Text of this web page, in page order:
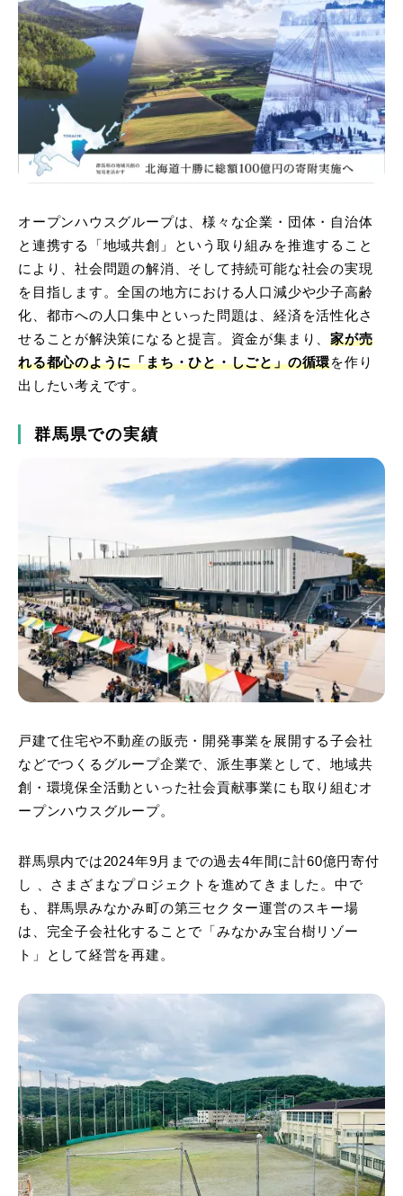
オープンハウスグループは、様々な企業・団体・自治体
と連携する「地域共創」という取り組みを推進すること
により、社会問題の解消、そして持続可能な社会の実現
を目指します。全国の地方における人口減少や少子高齢
化、都市への人口集中といった問題は、経済を活性化さ
せることが解決策になると提言。資金が集まり、家が売
れる都心のように「まち・ひと・しごと」の循環を作り
出したい考えです。
群馬県での実績
戸建て住宅や不動産の販売・開発事業を展開する子会社
などでつくるグループ企業で、派生事業として、地域共
創・環境保全活動といった社会貢献事業にも取り組むオ
ープンハウスグループ。
群馬県内では2024年9月までの過去4年間に計60億円寄付
し 、さまざまなプロジェクトを進めてきました。中で
も、群馬県みなかみ町の第三セクター運営のスキー場
は、完全子会社化することで「みなかみ宝台樹リゾー
ト」として経営を再建。